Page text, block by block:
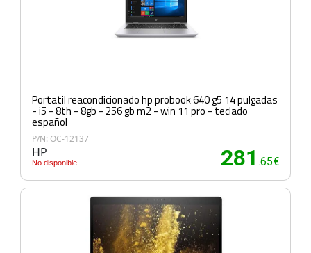
Portatil reacondicionado hp probook 640 g5 14 pulgadas
- i5 - 8th - 8gb - 256 gb m2 - win 11 pro - teclado
español
P/N: OC-12137
HP
No disponible 281 .65€